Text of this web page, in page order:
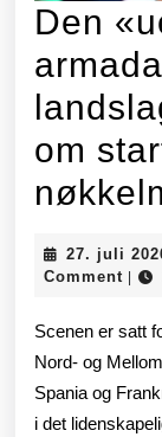
Den
om
27. juli
Comment |
Scenen er satt
Nord- og
Spania og
i det